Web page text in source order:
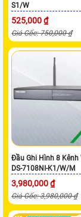
S1/W
525,000 ₫
Giá Gốc: 750,000 ₫
Đầu Ghi Hình 8
DS-7108NI-K1/W/M
3,980,000 ₫
Giá Gốc: 3,980,000 ₫